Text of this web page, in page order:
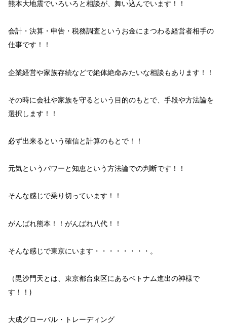
熊本大地震でいろいろと相談が、舞い込んでいます！！
会計・決算・申告・税務調査という お金にまつわる経営者相手の
仕事です！！
企業経営や家族存続などで絶体絶命みたいな相談もあります！！
その時に会社や家族を守るという 目的のもとで、 手段や方法論を
選択 します！！
必ず出来るという確信と計算のもとで！！
元気というパワーと知恵という方法論での判断です！！
そんな感じで乗り切っています！！
がんばれ熊本！！がんばれ八代！！
そんな感じで東京にいます・・・・・・・・。
（毘沙門天とは、東京都台東区にあるベトナム進出の神様で
す！！)
大成グローバル・トレーディング